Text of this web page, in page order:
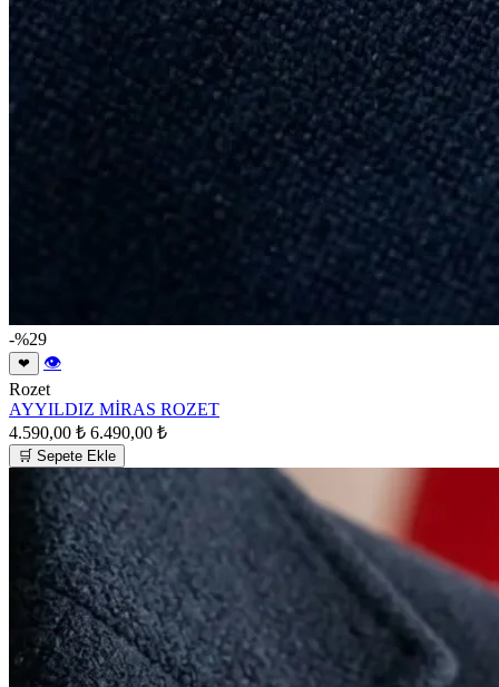
-%29
❤
👁
Rozet
AYYILDIZ MİRAS ROZET
4.590,00 ₺ 6.490,00 ₺
🛒 Sepete Ekle